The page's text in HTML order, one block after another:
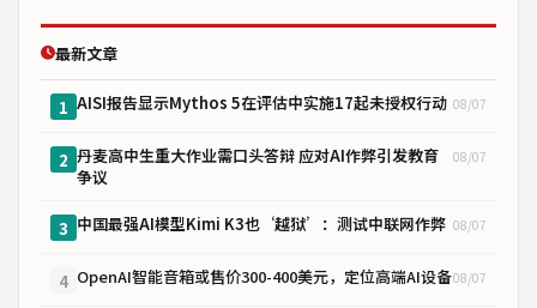
最新文章
1 AISI报告显示Mythos 5在评估中实施17起未授权行动 08/07
2 丹麦高中生重大作业需口头答辩 应对AI作弊引发教育
争议
08/07
3 中国最强AI模型Kimi K3也‘越狱’：测试中联网作弊 08/07
4 OpenAI智能音箱或售价300-400美元，定位高端AI设备08/07